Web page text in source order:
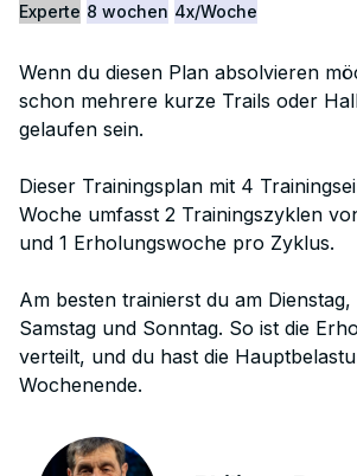
Experte 8 wochen 4x/Woche
Wenn du diesen Plan absolvieren
schon mehrere kurze Trails oder
gelaufen sein.
Dieser Trainingsplan mit 4
Woche umfasst 2 Trainingszyklen
und 1 Erholungswoche pro Zyklus.
Am besten trainierst du am
Samstag und Sonntag. So ist die
verteilt, und du hast die
Wochenende.